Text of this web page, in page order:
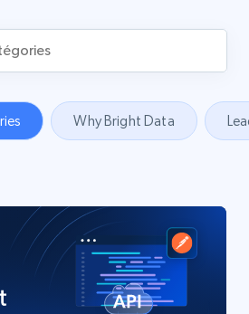
Why Bright Data